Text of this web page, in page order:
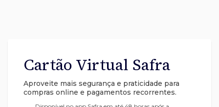
Cartão Virtual Safra
Aproveite mais segurança e praticidade para
compras online e pagamentos recorrentes.